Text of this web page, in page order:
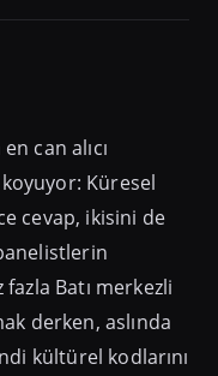
can alıcı
Küresel
cevap, ikisini de
Batı merkezli
derken, aslında
kültürel kodlarını